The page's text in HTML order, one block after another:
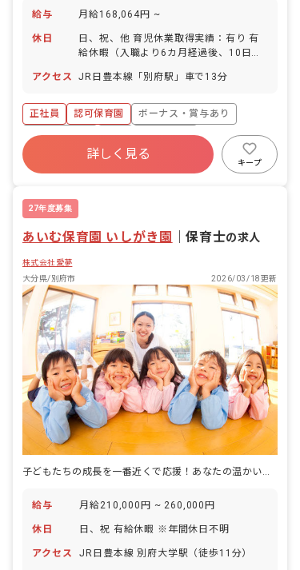
給与 月給168,064円 ~
休日
日、祝、他 育児休業取得実績：有り 有
給休暇（入職より6カ月経過後、10日付
アクセス
JR日豊本線「別府駅」車で13分
正社員 認可保育園
ボーナス・賞与あり
社会保険完備
有給
退職金制度
昇給昇進あり
産休育休制度
車通勤可
詳しく見る
キープ
27年度募集
あいむ保育園 いしがき園 ｜保育士の求人
株式会社愛夢
大分県/別府市
2026/03/18更新
給与 月給210,000円 ~ 260,000円
休日 日、祝 有給休暇 ※年間休日不明
アクセス JR日豊本線 別府大学駅（徒歩11分）